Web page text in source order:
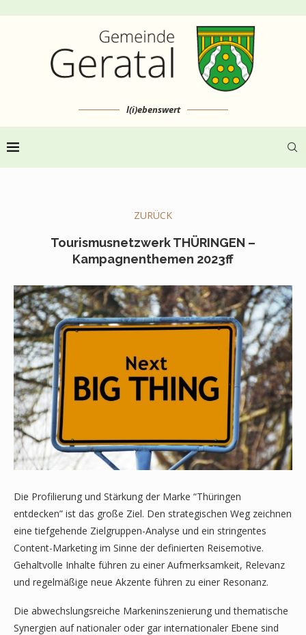
l(i)ebenswert
ZURÜCK
Tourismusnetzwerk THÜRINGEN –
Kampagnenthemen 2023ff
Die Profilierung und Stärkung der Marke “Thüringen
entdecken” ist das große Ziel. Den strategischen Weg zeichnen
eine tiefgehende Zielgruppen-Analyse und ein stringentes
Content-Marketing im Sinne der definierten Reisemotive.
Gehaltvolle Inhalte führen zu einer Aufmerksamkeit, Relevanz
und regelmäßige neue Akzente führen zu einer Resonanz.
Die abwechslungsreiche Markeninszenierung und thematische
Synergien auf nationaler oder gar internationaler Ebene sind